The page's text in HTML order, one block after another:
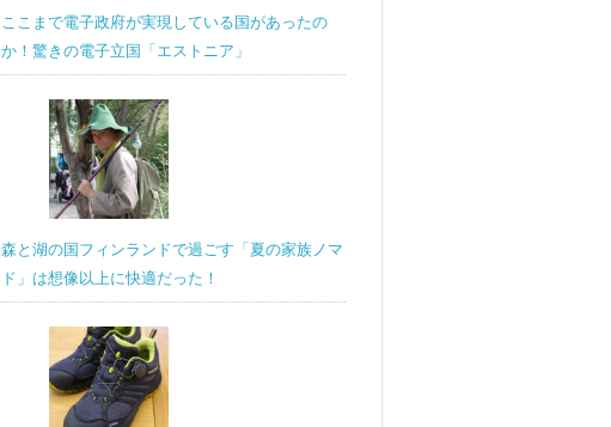
ここまで電子政府が実現している国があったの
か！驚きの電子立国「エストニア」
森と湖の国フィンランドで過ごす「夏の家族ノマ
ド」は想像以上に快適だった！